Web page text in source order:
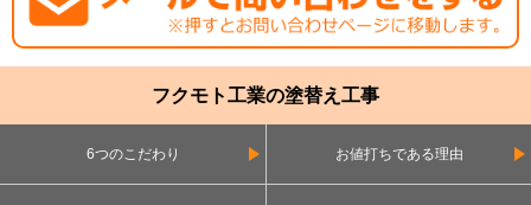
フクモト工業の塗替え工事
6つのこだわり お値打ちである理由